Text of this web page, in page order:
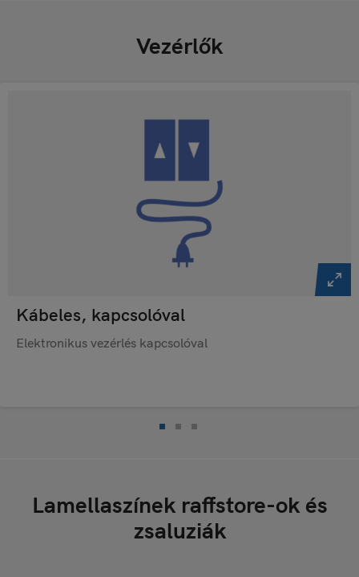
Vezérlők
Kábeles, kapcsolóval
Elektronikus vezérlés kapcsolóval
Lamellaszínek raffstore-ok és
zsaluziák